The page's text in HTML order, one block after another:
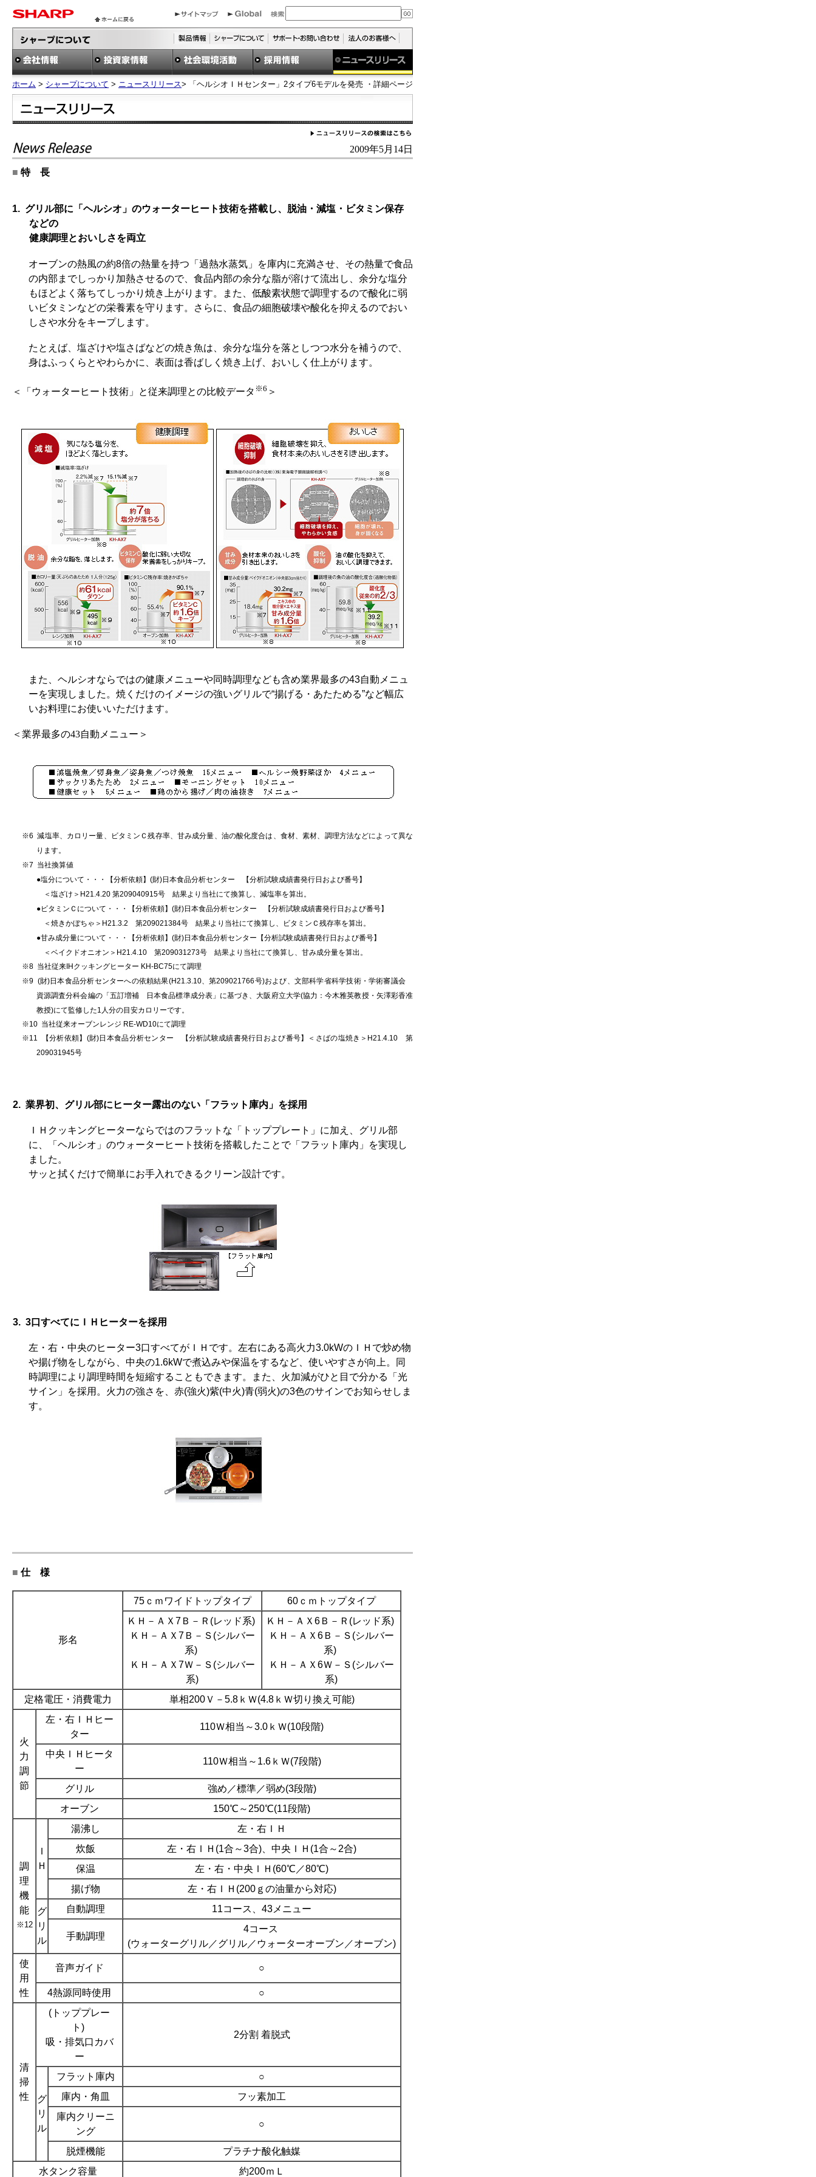
ホーム > シャープについて > ニュースリリース> 「ヘルシオＩＨセンター」2タイプ6モデルを発売 ・詳細ページ
2009年5月14日
■ 特 長
1. グリル部に「ヘルシオ」のウォーターヒート技術を搭載し、脱油・減塩・ビタミン保存
などの
健康調理とおいしさを両立
オーブンの熱風の約8倍の熱量を持つ「過熱水蒸気」を庫内に充満させ、その熱量で食品
の内部までしっかり加熱させるので、食品内部の余分な脂が溶けて流出し、余分な塩分
もほどよく落ちてしっかり焼き上がります。また、低酸素状態で調理するので酸化に弱
いビタミンなどの栄養素を守ります。さらに、食品の細胞破壊や酸化を抑えるのでおい
しさや水分をキープします。
たとえば、塩ざけや塩さばなどの焼き魚は、余分な塩分を落としつつ水分を補うので、
身はふっくらとやわらかに、表面は香ばしく焼き上げ、おいしく仕上がります。
＜「ウォーターヒート技術」と従来調理との比較データ ※6 ＞
また、ヘルシオならではの健康メニューや同時調理なども含め業界最多の43自動メニュ
ーを実現しました。焼くだけのイメージの強いグリルで“揚げる・あたためる”など幅広
いお料理にお使いいただけます。
＜業界最多の43自動メニュー＞
※6 減塩率、カロリー量、ビタミンＣ残存率、甘み成分量、油の酸化度合は、食材、素材、調理方法などによって異な
ります。
※7 当社換算値
●塩分について・・・【分析依頼】(財)日本食品分析センター 【分析試験成績書発行日および番号】
＜塩ざけ＞H21.4.20 第209040915号 結果より当社にて換算し、減塩率を算出。
●ビタミンＣについて・・・【分析依頼】(財)日本食品分析センター 【分析試験成績書発行日および番号】
＜焼きかぼちゃ＞H21.3.2 第209021384号 結果より当社にて換算し、ビタミンＣ残存率を算出。
●甘み成分量について・・・【分析依頼】(財)日本食品分析センター【分析試験成績書発行日および番号】
＜ベイクドオニオン＞H21.4.10 第209031273号 結果より当社にて換算し、甘み成分量を算出。
※8 当社従来IHクッキングヒーター KH-BC75にて調理
※9 (財)日本食品分析センターへの依頼結果(H21.3.10、第209021766号)および、文部科学省科学技術・学術審議会
資源調査分科会編の「五訂増補 日本食品標準成分表」に基づき、大阪府立大学(協力：今木雅英教授・矢澤彩香准
教授)にて監修した1人分の目安カロリーです。
※10 当社従来オーブンレンジ RE-WD10にて調理
※11 【分析依頼】(財)日本食品分析センター 【分析試験成績書発行日および番号】＜さばの塩焼き＞H21.4.10 第
209031945号
2. 業界初、グリル部にヒーター露出のない「フラット庫内」を採用
ＩＨクッキングヒーターならではのフラットな「トッププレート」に加え、グリル部
に、「ヘルシオ」のウォーターヒート技術を搭載したことで「フラット庫内」を実現し
ました。
サッと拭くだけで簡単にお手入れできるクリーン設計です。
3. 3口すべてにＩＨヒーターを採用
左・右・中央のヒーター3口すべてがＩＨです。左右にある高火力3.0kWのＩＨで炒め物
や揚げ物をしながら、中央の1.6kWで煮込みや保温をするなど、使いやすさが向上。同
時調理により調理時間を短縮することもできます。また、火加減がひと目で分かる「光
サイン」を採用。火力の強さを、赤(強火)紫(中火)青(弱火)の3色のサインでお知らせしま
す。
■ 仕 様
形名
75ｃｍワイドトップタイプ
60ｃｍトップタイプ
ＫＨ－ＡＸ7Ｂ－Ｒ(レッド系)
ＫＨ－ＡＸ7Ｂ－Ｓ(シルバー
系)
ＫＨ－ＡＸ7Ｗ－Ｓ(シルバー
系)
ＫＨ－ＡＸ6Ｂ－Ｒ(レッド系)
ＫＨ－ＡＸ6Ｂ－Ｓ(シルバー
系)
ＫＨ－ＡＸ6Ｗ－Ｓ(シルバー
系)
定格電圧・消費電力
単相200Ｖ－5.8ｋＷ(4.8ｋＷ切り換え可能)
火
力
調
節
左・右ＩＨヒー
ター
110Ｗ相当～3.0ｋＷ(10段階)
中央ＩＨヒータ
ー
110Ｗ相当～1.6ｋＷ(7段階)
グリル
強め／標準／弱め(3段階)
オーブン
150℃～250℃(11段階)
調
理
機
能
※12
Ｉ
Ｈ
湯沸し
左・右ＩＨ
炊飯
左・右ＩＨ(1合～3合)、中央ＩＨ(1合～2合)
保温
左・右・中央ＩＨ(60℃／80℃)
揚げ物
左・右ＩＨ(200ｇの油量から対応)
グ
リ
ル
自動調理 11コース、43メニュー
手動調理
4コース
(ウォーターグリル／グリル／ウォーターオーブン／オーブン)
使
用
性
音声ガイド ○
4熱源同時使用 ○
清
掃
性
(トッププレー
ト)
吸・排気口カバ
ー
2分割 着脱式
グ
リ
ル
フラット庫内
○
庫内・角皿
フッ素加工
庫内クリーニ
ング
○
脱煙機能
プラチナ酸化触媒
水タンク容量
約200ｍＬ